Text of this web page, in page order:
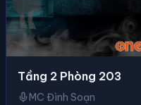
Tầng 2 Phòng 203
MC Đình Soạn